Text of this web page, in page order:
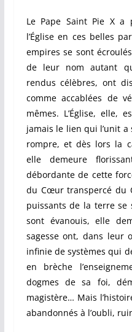
Le Pape Saint Pie X a
l’Église en ces belles
empires se sont
de leur nom autant
rendus célèbres, ont
comme accablées de
mêmes. L’Église, elle,
jamais le lien qui l’unit
rompre, et dès lors la
elle demeure
débordante de cette
du Cœur transpercé du
puissants de la terre se
sont évanouis, elle
sagesse ont, dans leur
infinie de systèmes qui
en brèche
dogmes de sa foi,
magistère… Mais
abandonnés à l’oubli,